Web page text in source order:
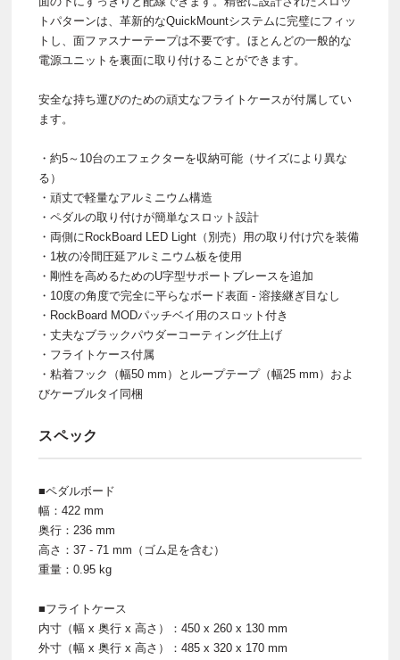
トパターンは、革新的なQuickMountシステムに完璧にフィッ
トし、面ファスナーテープは不要です。ほとんどの一般的な
電源ユニットを裏面に取り付けることができます。
安全な持ち運びのための頑丈なフライトケースが付属してい
ます。
・約5～10台のエフェクターを収納可能（サイズにより異な
る）
・頑丈で軽量なアルミニウム構造
・ペダルの取り付けが簡単なスロット設計
・両側にRockBoard LED Light（別売）用の取り付け穴を装備
・1枚の冷間圧延アルミニウム板を使用
・剛性を高めるためのU字型サポートブレースを追加
・10度の角度で完全に平らなボード表面 - 溶接継ぎ目なし
・RockBoard MODパッチベイ用のスロット付き
・丈夫なブラックパウダーコーティング仕上げ
・フライトケース付属
・粘着フック（幅50 mm）とループテープ（幅25 mm）およ
びケーブルタイ同梱
スペック
■ペダルボード
幅：422 mm
奥行：236 mm
高さ：37 - 71 mm（ゴム足を含む）
重量：0.95 kg
■フライトケース
内寸（幅 x 奥行 x 高さ）：450 x 260 x 130 mm
外寸（幅 x 奥行 x 高さ）：485 x 320 x 170 mm